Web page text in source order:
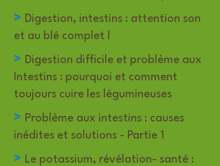
> Digestion, intestins : attention son
et au blé complet !
> Digestion difficile et problème aux
Intestins : pourquoi et comment
toujours cuire les légumineuses
> Problème aux intestins : causes
inédites et solutions - Partie 1
> Le potassium, révélation- santé :